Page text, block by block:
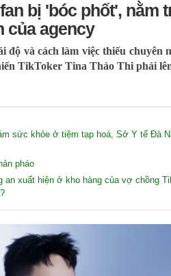
bị 'bóc phốt', nằm
của agency
độ và cách làm việc thiếu chuyên
TikToker Tina Thảo Thi phải
sức khỏe ở tiệm tạp hoá, Sở Y tế Đà
pháo
an xuất hiện ở kho hàng của vợ chồng